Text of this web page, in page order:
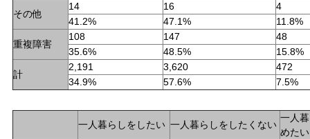
その他
14 16
4
41.2%
47.1% 11.8%
重複障害
108 147
48
35.6%
48.5% 15.8%
計
2,191 3,620
472
34.9%
57.6% 7.5%
一人暮らしをしたい 一人暮らしをしたくない
一人
めたい